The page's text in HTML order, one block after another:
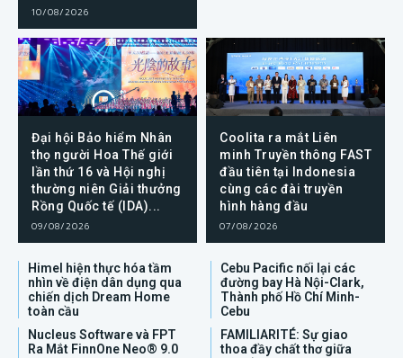
10/08/2026
Đại hội Bảo hiểm Nhân
thọ người Hoa Thế giới
lần thứ 16 và Hội nghị
thường niên Giải thưởng
Rồng Quốc tế (IDA)...
09/08/2026
Coolita ra mắt Liên
minh Truyền thông FAST
đầu tiên tại Indonesia
cùng các đài truyền
hình hàng đầu
07/08/2026
Himel hiện thực hóa tầm
nhìn về điện dân dụng qua
chiến dịch Dream Home
toàn cầu
Cebu Pacific nối lại các
đường bay Hà Nội-Clark,
Thành phố Hồ Chí Minh-
Cebu
Nucleus Software và FPT
Ra Mắt FinnOne Neo® 9.0
FAMILIARITÉ: Sự giao
thoa đầy chất thơ giữa